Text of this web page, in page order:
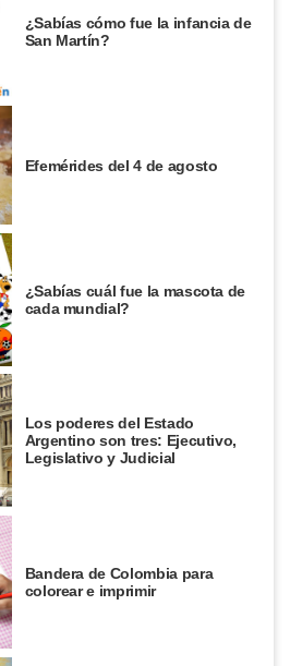
¿Sabías cómo fue la infancia de
San Martín?
Efemérides del 4 de agosto
¿Sabías cuál fue la mascota de
cada mundial?
Los poderes del Estado
Argentino son tres: Ejecutivo,
Legislativo y Judicial
Bandera de Colombia para
colorear e imprimir